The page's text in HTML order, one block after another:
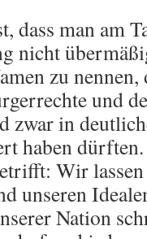
dass man am
nicht
zu
und
zwar in
haben
Wir
unseren
Nation